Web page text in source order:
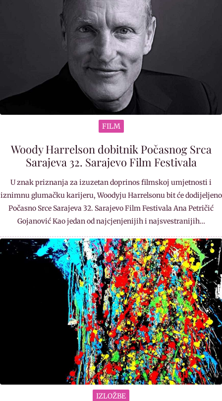
FILM
Woody Harrelson dobitnik Počasnog Srca
Sarajeva 32. Sarajevo Film Festivala
U znak priznanja za izuzetan doprinos filmskoj umjetnosti i
iznimnu glumačku karijeru, Woodyju Harrelsonu bit će dodijeljeno
Počasno Srce Sarajeva 32. Sarajevo Film Festivala Ana Petričić
Gojanović Kao jedan od najcjenjenijih i najsvestranijih…
IZLOŽBE